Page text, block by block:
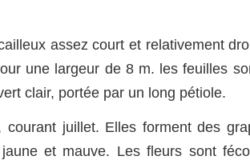
assez court et relativement
une largeur de 8 m. les feuilles
clair, portée par un long pétiole.
juillet. Elles forment des
et mauve. Les fleurs sont